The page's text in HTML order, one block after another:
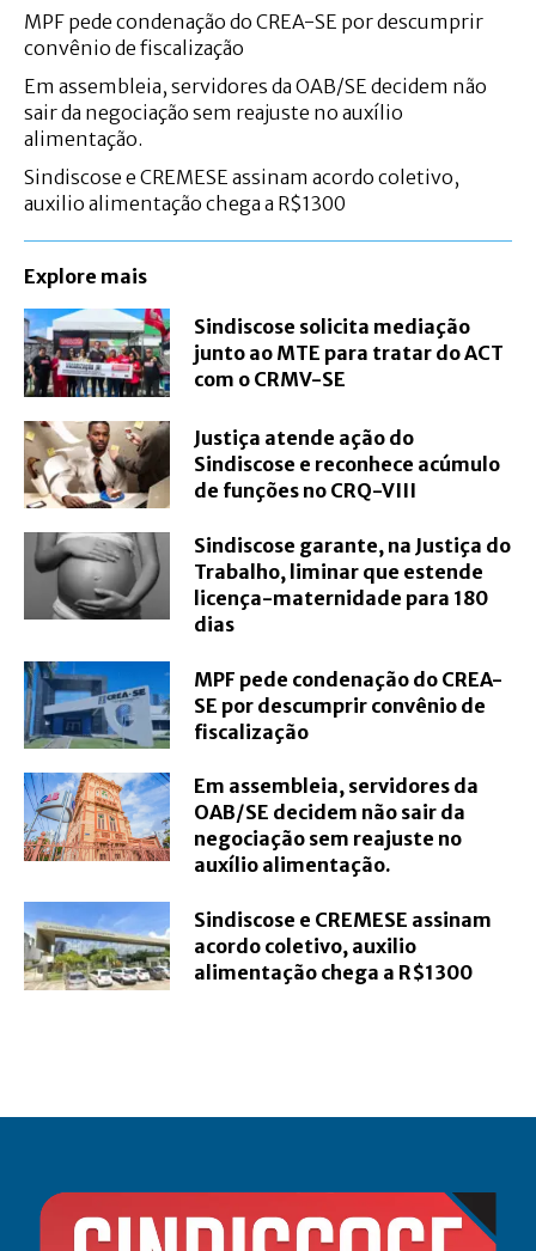
MPF pede condenação do CREA-SE por descumprir
convênio de fiscalização
Em assembleia, servidores da OAB/SE decidem não
sair da negociação sem reajuste no auxílio
alimentação.
Sindiscose e CREMESE assinam acordo coletivo,
auxilio alimentação chega a R$1300
Explore mais
Sindiscose solicita mediação
junto ao MTE para tratar do ACT
com o CRMV-SE
Justiça atende ação do
Sindiscose e reconhece acúmulo
de funções no CRQ-VIII
Sindiscose garante, na Justiça do
Trabalho, liminar que estende
licença-maternidade para 180
dias
MPF pede condenação do CREA-
SE por descumprir convênio de
fiscalização
Em assembleia, servidores da
OAB/SE decidem não sair da
negociação sem reajuste no
auxílio alimentação.
Sindiscose e CREMESE assinam
acordo coletivo, auxilio
alimentação chega a R$1300